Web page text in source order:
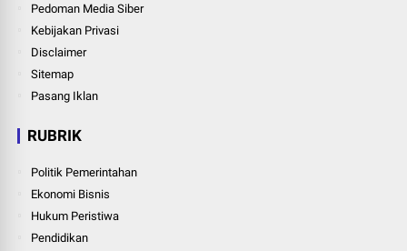
Pedoman Media Siber
Kebijakan Privasi
Disclaimer
Sitemap
Pasang Iklan
RUBRIK
Politik Pemerintahan
Ekonomi Bisnis
Hukum Peristiwa
Pendidikan